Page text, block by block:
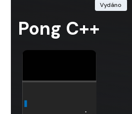
Vydáno
Pong C++